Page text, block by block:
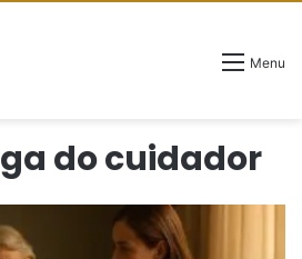
Menu
do cuidador